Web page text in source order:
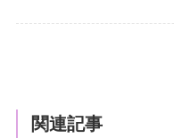
関連記事